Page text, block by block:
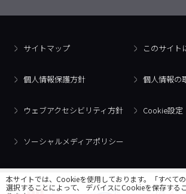
サイトマップ このサイト
個人情報保護方針 個人情報の
ウェブアクセシビリティ方針 Cookie設定
ソーシャルメディアポリシー
本サイトでは、Cookieを使用しております。「すべて
選択することによって、 デバイスにCookieを保存する